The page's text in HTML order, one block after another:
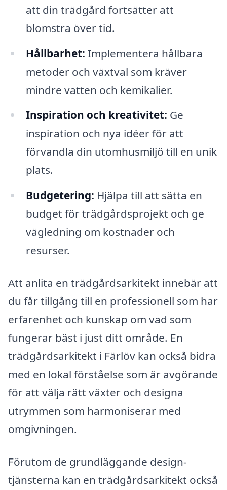
att din trädgård fortsätter att
blomstra över tid.
Hållbarhet: Implementera hållbara
metoder och växtval som kräver
mindre vatten och kemikalier.
Inspiration och kreativitet: Ge
inspiration och nya idéer för att
förvandla din utomhusmiljö till en unik
plats.
Budgetering: Hjälpa till att sätta en
budget för trädgårdsprojekt och ge
vägledning om kostnader och
resurser.
Att anlita en trädgårdsarkitekt innebär att
du får tillgång till en professionell som har
erfarenhet och kunskap om vad som
fungerar bäst i just ditt område. En
trädgårdsarkitekt i Färlöv kan också bidra
med en lokal förståelse som är avgörande
för att välja rätt växter och designa
utrymmen som harmoniserar med
omgivningen.
Förutom de grundläggande design-
tjänsterna kan en trädgårdsarkitekt också